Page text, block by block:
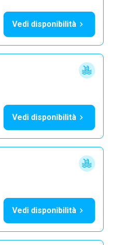
Vedi disponibilità
Vedi disponibilità
Vedi disponibilità